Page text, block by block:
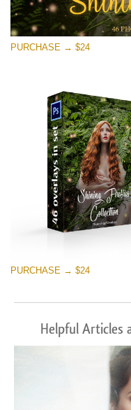
Large 6000*4000px
Entire Collection
PURCHASE → $24
PURCHASE → $24
Helpful Articles